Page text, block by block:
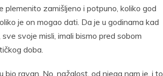
plemenito zamišljeno i potpuno, koliko god
je on mogao dati. Da je u godinama kad
svoje misli, imali bismo pred sobom
doba.
ravan. No, nažalost, od njega nam je, i to